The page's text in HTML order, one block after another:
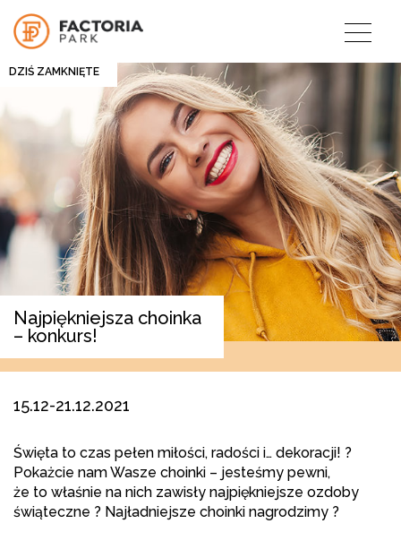
DZIŚ ZAMKNIĘTE
Najpiękniejsza choinka
– konkurs!
15.12-21.12.2021
Święta to czas pełen miłości, radości i… dekoracji! ?
Pokażcie nam Wasze choinki – jesteśmy pewni,
że to właśnie na nich zawisły najpiękniejsze ozdoby
świąteczne ? Najładniejsze choinki nagrodzimy ?